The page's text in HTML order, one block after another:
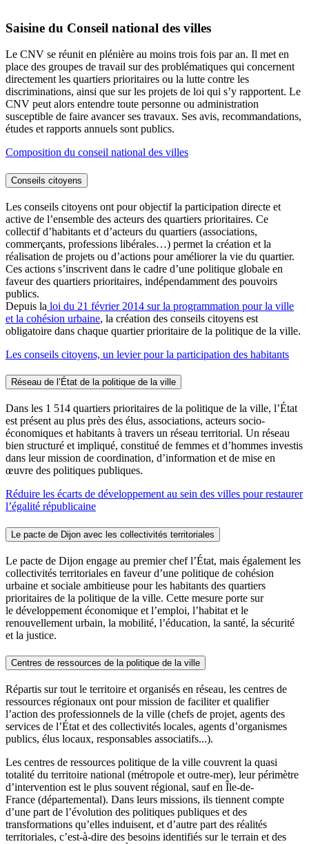
Saisine du Conseil national des villes
Le CNV se réunit en plénière au moins trois fois par an. Il met en
place des groupes de travail sur des problématiques qui concernent
directement les quartiers prioritaires ou la lutte contre les
discriminations, ainsi que sur les projets de loi qui s’y rapportent. Le
CNV peut alors entendre toute personne ou administration
susceptible de faire avancer ses travaux. Ses avis, recommandations,
études et rapports annuels sont publics.
Composition du conseil national des villes
Conseils citoyens
Les conseils citoyens ont pour objectif la participation directe et
active de l’ensemble des acteurs des quartiers prioritaires. Ce
collectif d’habitants et d’acteurs du quartiers (associations,
commerçants, professions libérales…) permet la création et la
réalisation de projets ou d’actions pour améliorer la vie du quartier.
Ces actions s’inscrivent dans le cadre d’une politique globale en
faveur des quartiers prioritaires, indépendamment des pouvoirs
publics.
Depuis la loi du 21 février 2014 sur la programmation pour la ville
et la cohésion urbaine, la création des conseils citoyens est
obligatoire dans chaque quartier prioritaire de la politique de la ville.
Les conseils citoyens, un levier pour la participation des habitants
Réseau de l’État de la politique de la ville
Dans les 1 514 quartiers prioritaires de la politique de la ville, l’État
est présent au plus près des élus, associations, acteurs socio-
économiques et habitants à travers un réseau territorial. Un réseau
bien structuré et impliqué, constitué de femmes et d’hommes investis
dans leur mission de coordination, d’information et de mise en
œuvre des politiques publiques.
Réduire les écarts de développement au sein des villes pour restaurer
l’égalité républicaine
Le pacte de Dijon avec les collectivités territoriales
Le pacte de Dijon engage au premier chef l’État, mais également les
collectivités territoriales en faveur d’une politique de cohésion
urbaine et sociale ambitieuse pour les habitants des quartiers
prioritaires de la politique de la ville. Cette mesure porte sur
le développement économique et l’emploi, l’habitat et le
renouvellement urbain, la mobilité, l’éducation, la santé, la sécurité
et la justice.
Centres de ressources de la politique de la ville
Répartis sur tout le territoire et organisés en réseau, les centres de
ressources régionaux ont pour mission de faciliter et qualifier
l’action des professionnels de la ville (chefs de projet, agents des
services de l’État et des collectivités locales, agents d’organismes
publics, élus locaux, responsables associatifs...).
Les centres de ressources politique de la ville couvrent la quasi
totalité du territoire national (métropole et outre-mer), leur périmètre
d’intervention est le plus souvent régional, sauf en Île-de-
France (départemental). Dans leurs missions, ils tiennent compte
d’une part de l’évolution des politiques publiques et des
transformations qu’elles induisent, et d’autre part des réalités
territoriales, c’est-à-dire des besoins identifiés sur le terrain et des